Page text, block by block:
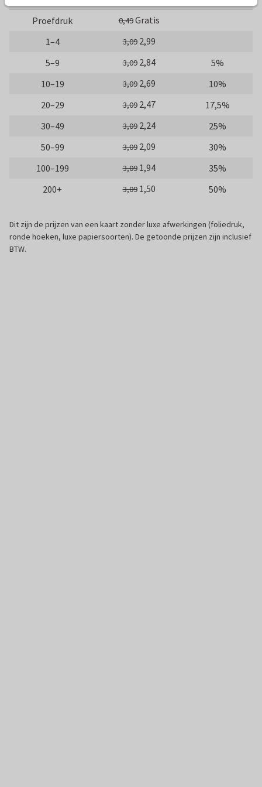
Proefdruk 0,49Gratis
1–4
3,09 2,99
5–9
3,09 2,84
5%
10–19
3,09 2,69
10%
20–29
3,09 2,47
17,5%
30–49
3,09 2,24
25%
50–99
3,09 2,09
30%
100–199
3,09 1,94
35%
200+
3,09 1,50 50%
Dit zijn de prijzen van een kaart zonder luxe afwerkingen (foliedruk,
ronde hoeken, luxe papiersoorten). De getoonde prijzen zijn inclusief
BTW.